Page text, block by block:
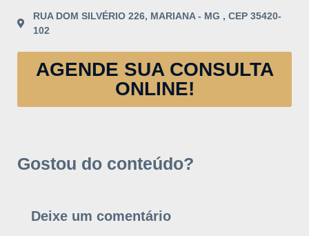
RUA DOM SILVÉRIO 226, MARIANA - MG , CEP 35420-
102
AGENDE SUA CONSULTA
ONLINE!
Gostou do conteúdo?
Deixe um comentário